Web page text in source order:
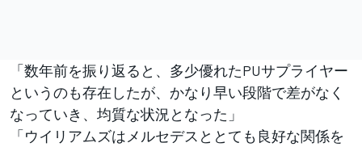
「数年前を振り返ると、多少優れたPUサプライヤー
というのも存在したが、かなり早い段階で差がなく
なっていき、均質な状況となった」
「ウイリアムズはメルセデスととても良好な関係を